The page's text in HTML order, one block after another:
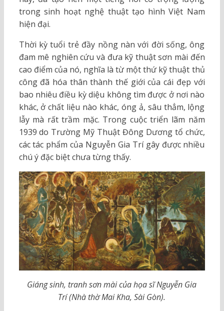
trong sinh hoạt nghệ thuật tạo hình Việt Nam
hiện đại.
Thời kỳ tuổi trẻ đầy nồng nàn với đời sống, ông
đam mê nghiên cứu và đưa kỹ thuật sơn mài đến
cao điểm của nó, nghĩa là từ một thứ kỹ thuật thủ
công đã hóa thân thành thế giới của cái đẹp với
bao nhiêu điều kỳ diệu không tìm được ở nơi nào
khác, ở chất liệu nào khác, óng ả, sâu thẳm, lộng
lẫy mà rất trầm mặc. Trong cuộc triển lãm năm
1939 do Trường Mỹ Thuật Đông Dương tổ chức,
các tác phẩm của Nguyễn Gia Trí gây được nhiều
chú ý đặc biệt chưa từng thấy.
Giáng sinh, tranh sơn mài của họa sĩ Nguyễn Gia
Trí(Nhà thờ Mai Kha, Sài Gòn).